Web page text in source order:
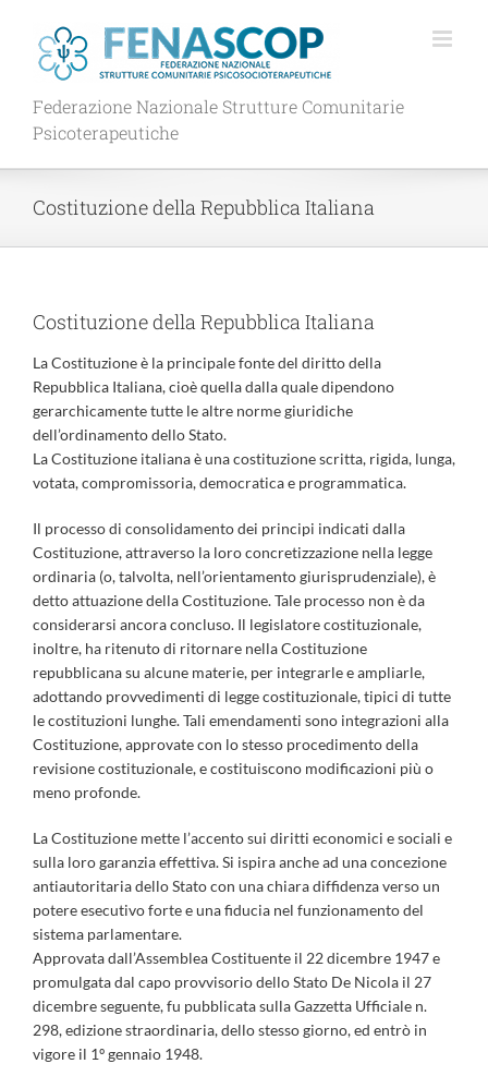
contenuto
Federazione Nazionale Strutture Comunitarie
Psicoterapeutiche
Costituzione della Repubblica Italiana
Costituzione della Repubblica Italiana
La Costituzione è la principale fonte del diritto della
Repubblica Italiana, cioè quella dalla quale dipendono
gerarchicamente tutte le altre norme giuridiche
dell’ordinamento dello Stato.
La Costituzione italiana è una costituzione scritta, rigida, lunga,
votata, compromissoria, democratica e programmatica.
Il processo di consolidamento dei principi indicati dalla
Costituzione, attraverso la loro concretizzazione nella legge
ordinaria (o, talvolta, nell’orientamento giurisprudenziale), è
detto attuazione della Costituzione. Tale processo non è da
considerarsi ancora concluso. Il legislatore costituzionale,
inoltre, ha ritenuto di ritornare nella Costituzione
repubblicana su alcune materie, per integrarle e ampliarle,
adottando provvedimenti di legge costituzionale, tipici di tutte
le costituzioni lunghe. Tali emendamenti sono integrazioni alla
Costituzione, approvate con lo stesso procedimento della
revisione costituzionale, e costituiscono modificazioni più o
meno profonde.
La Costituzione mette l’accento sui diritti economici e sociali e
sulla loro garanzia effettiva. Si ispira anche ad una concezione
antiautoritaria dello Stato con una chiara diffidenza verso un
potere esecutivo forte e una fiducia nel funzionamento del
sistema parlamentare.
Approvata dall’Assemblea Costituente il 22 dicembre 1947 e
promulgata dal capo provvisorio dello Stato De Nicola il 27
dicembre seguente, fu pubblicata sulla Gazzetta Ufficiale n.
298, edizione straordinaria, dello stesso giorno, ed entrò in
vigore il 1º gennaio 1948.